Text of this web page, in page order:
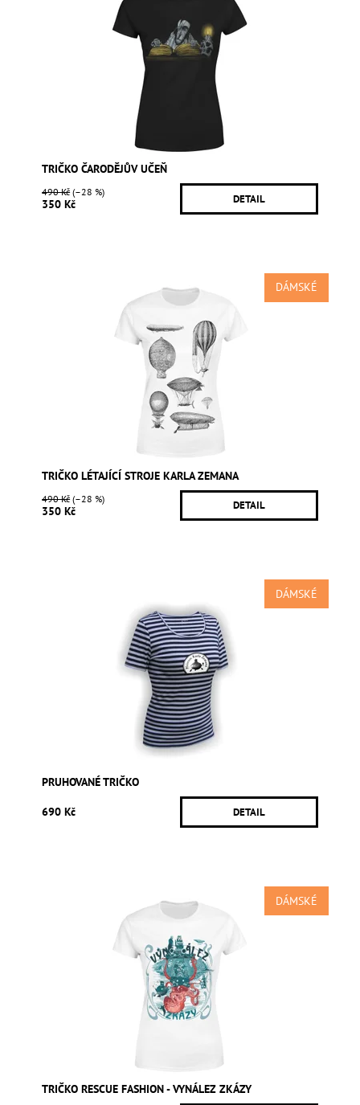
TRIČKO ČARODĚJŮV UČEŇ
490 Kč(–28 %)
350 Kč DETAIL
DÁMSKÉ
TRIČKO LÉTAJÍCÍ STROJE KARLA ZEMANA
490 Kč(–28 %)
350 Kč DETAIL
DÁMSKÉ
PRUHOVANÉ TRIČKO
690 Kč DETAIL
DÁMSKÉ
TRIČKO RESCUE FASHION - VYNÁLEZ ZKÁZY